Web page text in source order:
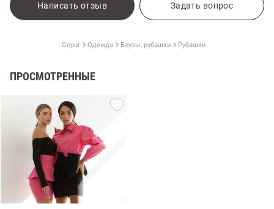
Написать отзыв Задать вопрос
Gepur Одежда Блузы, рубашки Рубашки
ПРОСМОТРЕННЫЕ